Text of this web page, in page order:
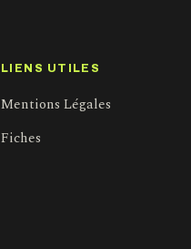
LIENS UTILES
Mentions Légales
Fiches